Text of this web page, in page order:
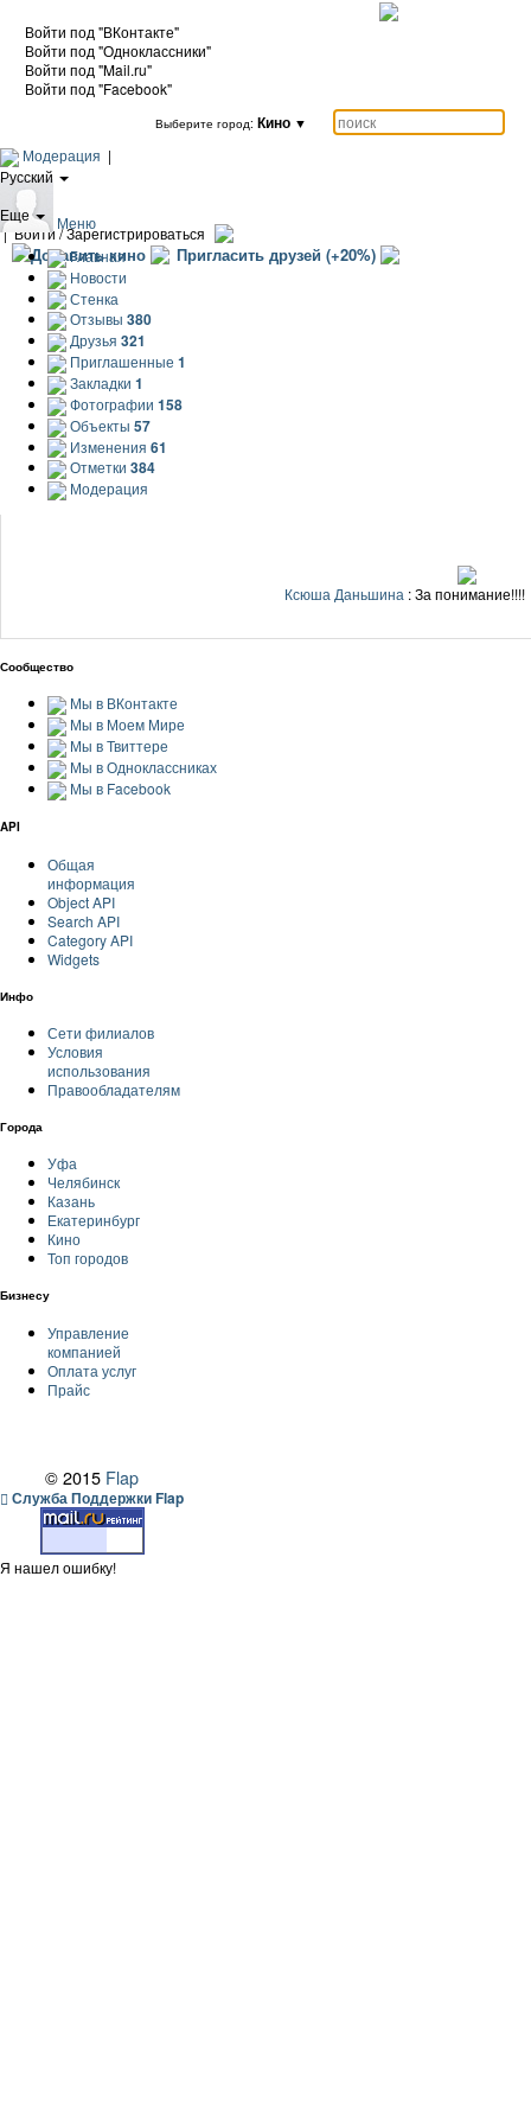
Войти под "ВКонтакте"
Войти под "Одноклассники"
Войти под "Mail.ru"
Войти под "Facebook"
Выберите город: Кино ▼
Модерация |
Русский
Еще
| Войти / Зарегистрироваться
Добавить кино Пригласить друзей (+20%)
Меню
Главная
Новости
Стенка
Отзывы 380
Друзья 321
Приглашенные 1
Закладки 1
Фотографии 158
Объекты 57
Изменения 61
Отметки 384
Модерация
Ксюша Даньшина : За понимание!!!!
Сообщество
Мы в ВКонтакте
Мы в Моем Мире
Мы в Твиттере
Мы в Одноклассниках
Мы в Facebook
API
Общая
информация
Object API
Search API
Category API
Widgets
Инфо
Сети филиалов
Условия
использования
Правообладателям
Города
Уфа
Челябинск
Казань
Екатеринбург
Кино
Топ городов
Бизнесу
Управление
компанией
Оплата услуг
Прайс
© 2015 Flap
Служба Поддержки Flap
Я нашел ошибку!